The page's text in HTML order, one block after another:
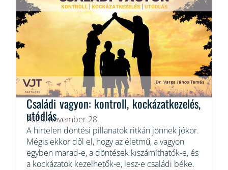
Családi vagyon: kontroll, kockázatkezelés,
utódlás
2025. november 28.
A hirtelen döntési pillanatok ritkán jönnek jókor.
Mégis ekkor dől el, hogy az életmű, a vagyon
egyben marad-e, a döntések kiszámíthatók-e, és
a kockázatok kezelhetők-e, lesz-e családi béke.